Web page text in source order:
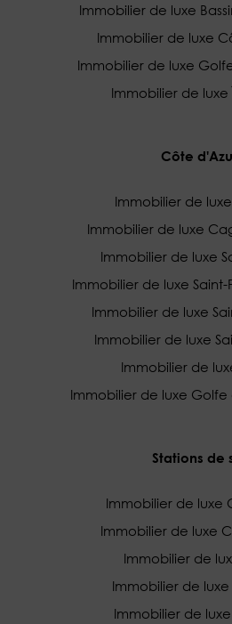
Immobilier de luxe
Immobilier de luxe
Immobilier de luxe
Immobilier de luxe
Côte
Immobilier de
Immobilier de luxe
Immobilier de luxe
Immobilier de luxe
Immobilier de luxe
Immobilier de luxe
Immobilier de
Immobilier de luxe Golfe
Stations de
Immobilier de luxe
Immobilier de luxe
Immobilier de
Immobilier de luxe
Immobilier de